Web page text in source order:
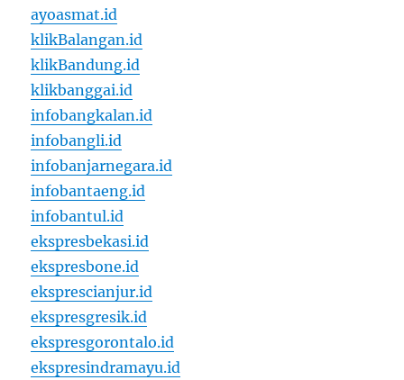
ayoasmat.id
klikBalangan.id
klikBandung.id
klikbanggai.id
infobangkalan.id
infobangli.id
infobanjarnegara.id
infobantaeng.id
infobantul.id
ekspresbekasi.id
ekspresbone.id
eksprescianjur.id
ekspresgresik.id
ekspresgorontalo.id
ekspresindramayu.id